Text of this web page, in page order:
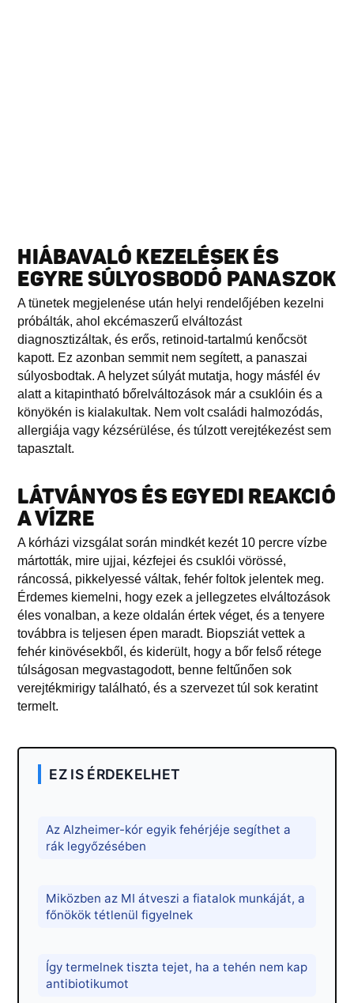
HIÁBAVALÓ KEZELÉSEK ÉS
EGYRE SÚLYOSBODÓ PANASZOK
A tünetek megjelenése után helyi rendelőjében kezelni
próbálták, ahol ekcémaszerű elváltozást
diagnosztizáltak, és erős, retinoid-tartalmú kenőcsöt
kapott. Ez azonban semmit nem segített, a panaszai
súlyosbodtak. A helyzet súlyát mutatja, hogy másfél év
alatt a kitapintható bőrelváltozások már a csuklóin és a
könyökén is kialakultak. Nem volt családi halmozódás,
allergiája vagy kézsérülése, és túlzott verejtékezést sem
tapasztalt.
LÁTVÁNYOS ÉS EGYEDI REAKCIÓ
A VÍZRE
A kórházi vizsgálat során mindkét kezét 10 percre vízbe
mártották, mire ujjai, kézfejei és csuklói vörössé,
ráncossá, pikkelyessé váltak, fehér foltok jelentek meg.
Érdemes kiemelni, hogy ezek a jellegzetes elváltozások
éles vonalban, a keze oldalán értek véget, és a tenyere
továbbra is teljesen épen maradt. Biopsziát vettek a
fehér kinövésekből, és kiderült, hogy a bőr felső rétege
túlságosan megvastagodott, benne feltűnően sok
verejtékmirigy található, és a szervezet túl sok keratint
termelt.
EZ IS ÉRDEKELHET
Az Alzheimer-kór egyik fehérjéje segíthet a
rák legyőzésében
Miközben az MI átveszi a fiatalok munkáját, a
főnökök tétlenül figyelnek
Így termelnek tiszta tejet, ha a tehén nem kap
antibiotikumot